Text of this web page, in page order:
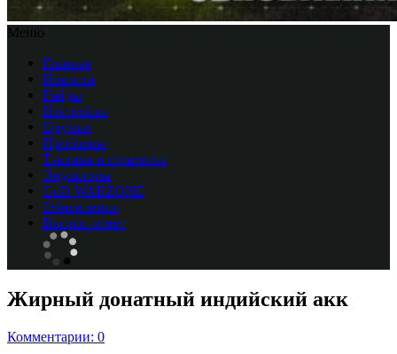
Меню
Главная
Новости
Гайды
Настройка
Оружие
Проблемы
Тактика и стратегия
Эмуляторы
CоD WARZONE
Обновления
Вопрос-ответ
Жирный донатный индийский акк
Комментарии: 0